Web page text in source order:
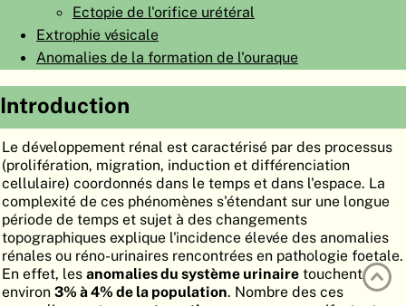
EN
Ectopie de l'orifice urétéral
Extrophie vésicale
Anomalies de la formation de l'ouraque
Introduction
Le développement rénal est caractérisé par des processus
(prolifération, migration, induction et différenciation
cellulaire) coordonnés dans le temps et dans l'espace. La
complexité de ces phénomènes s'étendant sur une longue
période de temps et sujet à des changements
topographiques explique l'incidence élevée des anomalies
rénales ou réno-urinaires rencontrées en pathologie foetale.
En effet, les anomalies du système urinaire touchent
environ 3% à 4% de la population. Nombre des ces